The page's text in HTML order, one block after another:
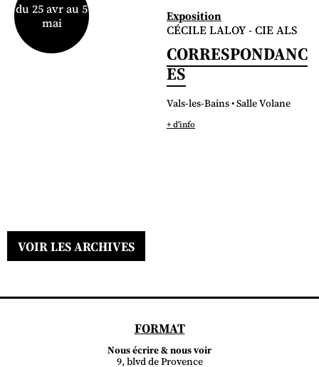
Exposition
du 25 avr au 5
mai
CÉCILE LALOY - CIE ALS
CORRESPONDANC
ES
Vals-les-Bains • Salle Volane
+ d'info
VOIR LES ARCHIVES
FORMAT
Nous écrire & nous voir
9, blvd de Provence